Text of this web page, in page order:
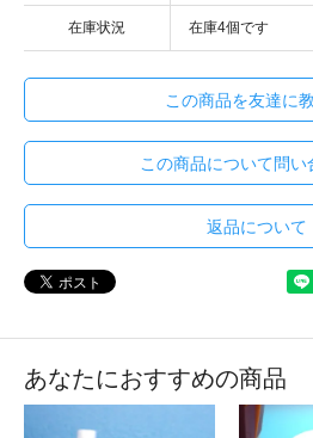
在庫状況 在庫4個です
この商品を友達に
この商品について問い
返品について
あなたにおすすめの商品